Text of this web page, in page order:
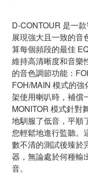
D-CONTOUR 是一
展現強大且一致的音
算每個頻段的最佳
維持高清晰度和音樂
的音色調節功能：
FOH/MAIN 模式的
架使用喇叭時，補償
MONITOR 模式針對
地馴服了低音，平順
您輕鬆地進行監聽。
數不清的測試後臻於
器，無論處於何種輸
音。